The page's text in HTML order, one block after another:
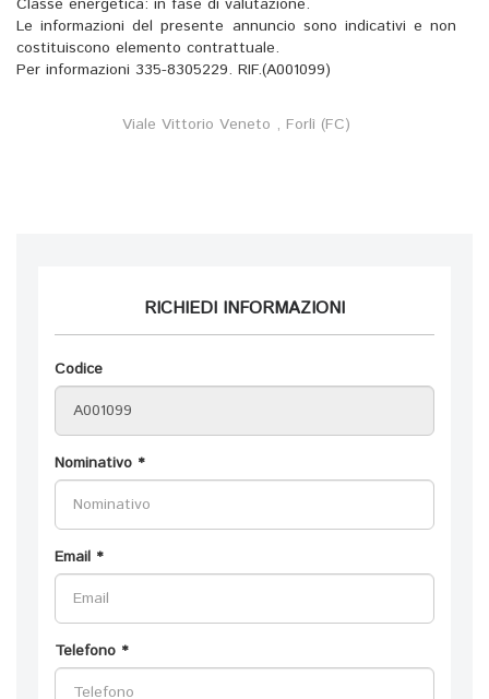
Classe energetica: in fase di valutazione.
Le informazioni del presente annuncio sono indicativi e non
costituiscono elemento contrattuale.
Per informazioni 335-8305229. RIF.(A001099)
Viale Vittorio Veneto , Forlì (FC)
RICHIEDI INFORMAZIONI
Codice
Nominativo *
Email *
Telefono *